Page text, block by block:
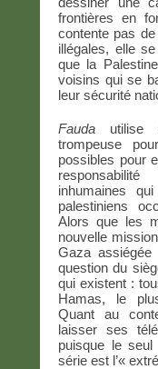
frontières en
contente pas
illégales, elle
que la
voisins qui se
leur sécurité
Fauda utilise
trompeuse
possibles pour
inhumaines
palestiniens
Alors que les
nouvelle
Gaza
question du
qui existent :
Hamas, le
Quant au
laisser ses
puisque le
série est l’«